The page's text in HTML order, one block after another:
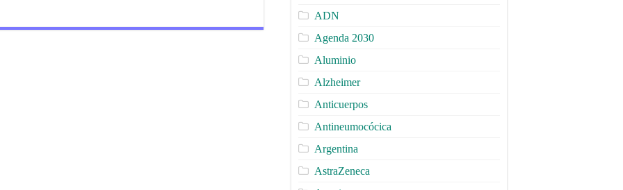
ADN
Agenda 2030
Aluminio
Alzheimer
Anticuerpos
Antineumocócica
Argentina
AstraZeneca